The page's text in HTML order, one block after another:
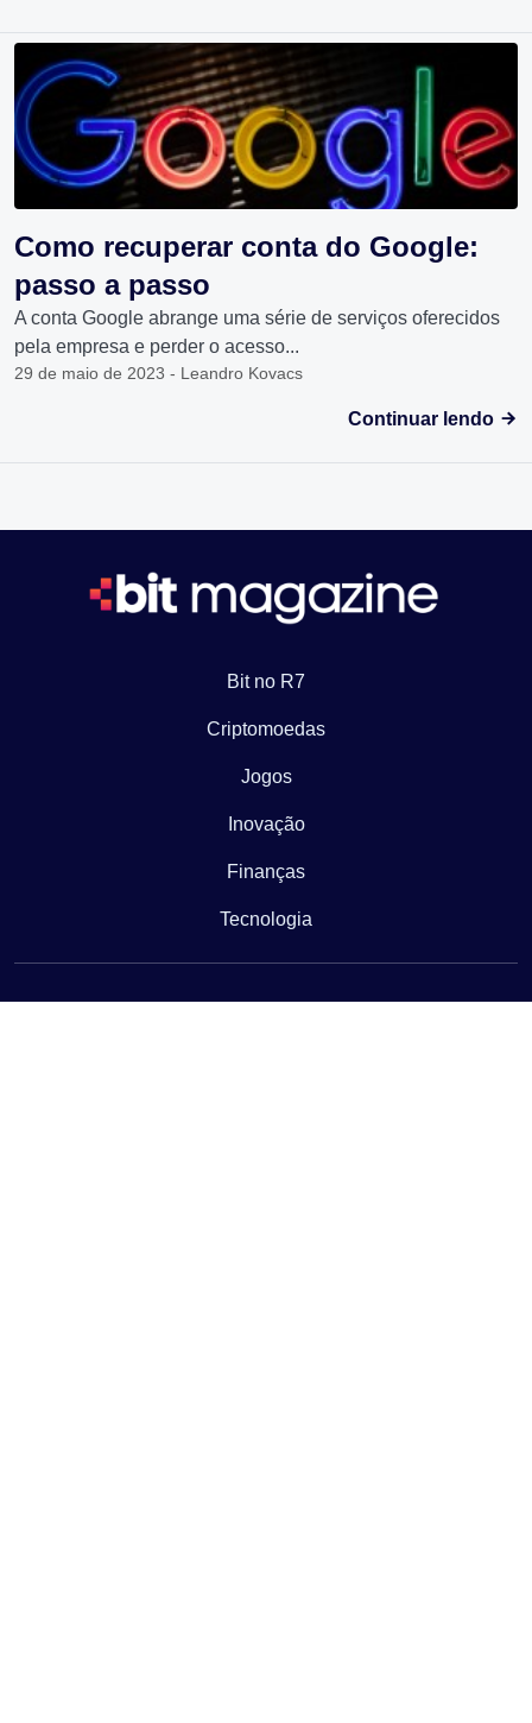
Como recuperar conta do Google:
passo a passo
A conta Google abrange uma série de serviços oferecidos
pela empresa e perder o acesso...
29 de maio de 2023 - Leandro Kovacs
Continuar lendo
Bit no R7
Criptomoedas
Jogos
Inovação
Finanças
Tecnologia